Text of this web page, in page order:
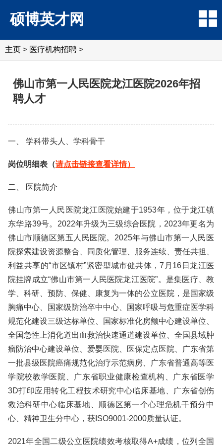
硕博英才网
主页 > 医疗机构招聘 >
佛山市第一人民医院龙江医院2026年招
聘人才
一、 学科带头人、学科骨干
岗位明细表（请点击链接查看详情）
二、 医院简介
佛山市第一人民医院龙江医院始建于1953年，位于龙江镇
东华路39号。2022年升级为三级综合医院，2023年更名为
佛山市顺德区第五人民医院。2025年与佛山市第一人民医
院探索建设资源整合、同质化管理、服务连续、责任共担、
利益共享的“市区镇村”紧密型城市健共体，7月16日龙江医
院挂牌成立“佛山市第一人民医院龙江医院”。是集医疗、教
学、科研、预防、保健、康复为一体的公立医院，是国家级
胸痛中心、国家级防治卒中中心、国家呼吸与危重症医学科
规范化建设三级达标单位、国家标准化房颤中心建设单位、
全国急性上消化道出血救治快速通道建设单位、全国县域肿
瘤防治中心建设单位、爱婴医院、医保定点医院、广东省第
一批县级医院癌痛规范化治疗示范病房、广东省普通高等医
学院校教学医院、广东省职业健康检查机构、广东省医学
3D打印应用转化工程技术研究中心临床基地、广东省创伤
救治科研中心临床基地、顺德区第一个心理危机干预分中
心、精神卫生分中心，获ISO9001-2000质量认证。
2021年全国二级公立医院绩效考核取得A+成绩，位列全国